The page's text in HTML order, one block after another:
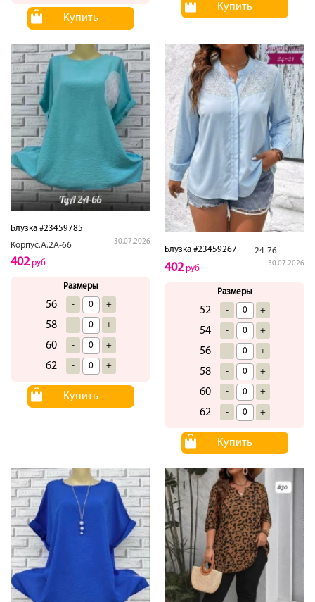
Купить
Купить
Блузка #23459785
Корпус.А.2А-66
30.07.2026
402руб
Размеры
56 - +
58 - +
60 - +
62 - +
Купить
Блузка #23459267 24-76
30.07.2026
402руб
Размеры
52 - +
54 - +
56 - +
58 - +
60 - +
62 - +
Купить